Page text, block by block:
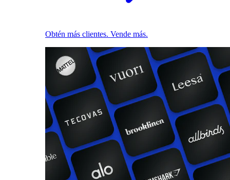
Obtén más clientes. Vende más.